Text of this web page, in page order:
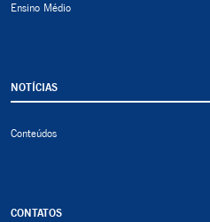
Ensino Médio
NOTÍCIAS
Conteúdos
CONTATOS